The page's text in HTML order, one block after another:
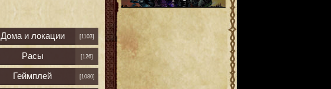
Дома и локации [1103]
Расы [126]
Геймплей [1080]